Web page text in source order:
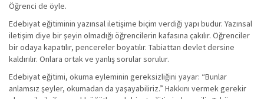
Öğrenci de öyle.
Edebiyat eğitiminin yazınsal iletişime biçim verdiği yapı budur. Yazınsal
iletişim diye bir şeyin olmadığı öğrencilerin kafasına çakılır. Öğrenciler
bir odaya kapatılır, pencereler boyatılır. Tabiattan devlet dersine
kaldırılır. Onlara ortak ve yanlış sorular sorulur.
Edebiyat eğitimi, okuma eyleminin gereksizliğini yayar: “Bunlar
anlamsız şeyler, okumadan da yaşayabiliriz.” Hakkını vermek gerekir